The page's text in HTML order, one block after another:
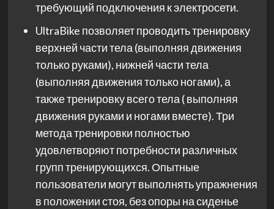
требующий подключения к электросети.
UltraBike позволяет проводить тренировку
верхней части тела (выполняя движения
только руками), нижней части тела
(выполняя движения только ногами), а
также тренировку всего тела ( выполняя
движения руками и ногами вместе). Три
метода тренировки полностью
удовлетворяют потребности различных
групп тренирующихся. Опытные
пользователи могут выполнять упражнения
в положении стоя, без опоры на сиденье